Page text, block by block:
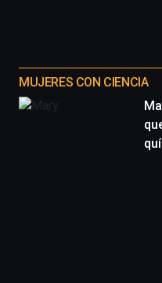
MUJERES CON CIENCIA